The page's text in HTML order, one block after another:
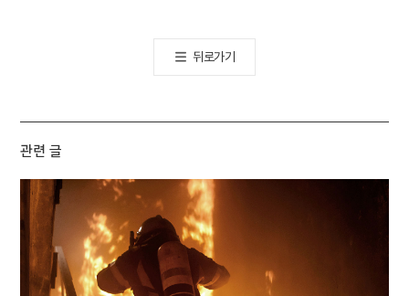
뒤로가기
관련 글